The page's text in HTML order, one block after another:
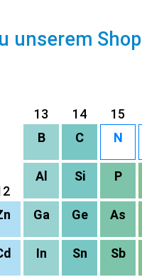
unserem Shop
13 14 15
B C N
Al Si P
Ga Ge As
In Sn Sb